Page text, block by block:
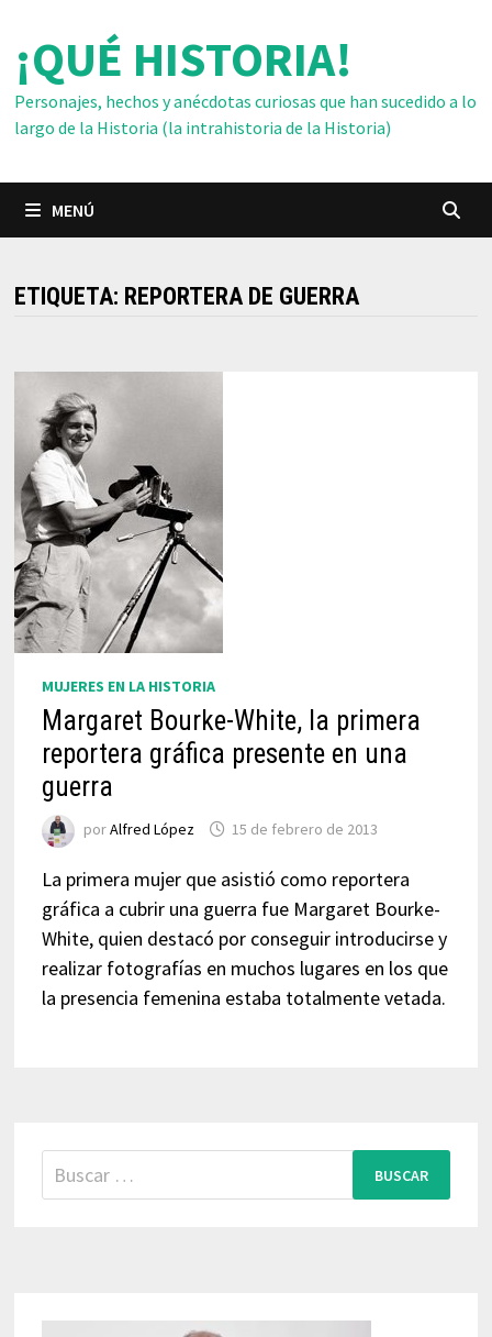
contenido
¡QUÉ HISTORIA!
Personajes, hechos y anécdotas curiosas que han sucedido a lo
largo de la Historia (la intrahistoria de la Historia)
MENÚ
ETIQUETA: REPORTERA DE GUERRA
MUJERES EN LA HISTORIA
Margaret Bourke-White, la primera
reportera gráfica presente en una
guerra
porAlfred López 15 de febrero de 2013
La primera mujer que asistió como reportera
gráfica a cubrir una guerra fue Margaret Bourke-
White, quien destacó por conseguir introducirse y
realizar fotografías en muchos lugares en los que
la presencia femenina estaba totalmente vetada.
Buscar: